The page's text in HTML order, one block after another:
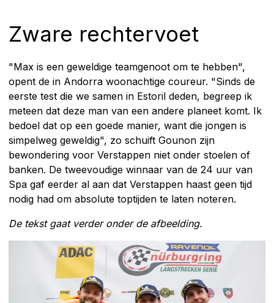
Zware rechtervoet
"Max is een geweldige teamgenoot om te hebben",
opent de in Andorra woonachtige coureur. "Sinds de
eerste test die we samen in Estoril deden, begreep ik
meteen dat deze man van een andere planeet komt. Ik
bedoel dat op een goede manier, want die jongen is
simpelweg geweldig", zo schuift Gounon zijn
bewondering voor Verstappen niet onder stoelen of
banken. De tweevoudige winnaar van de 24 uur van
Spa gaf eerder al aan dat Verstappen haast geen tijd
nodig had om absolute toptijden te laten noteren.
De tekst gaat verder onder de afbeelding.